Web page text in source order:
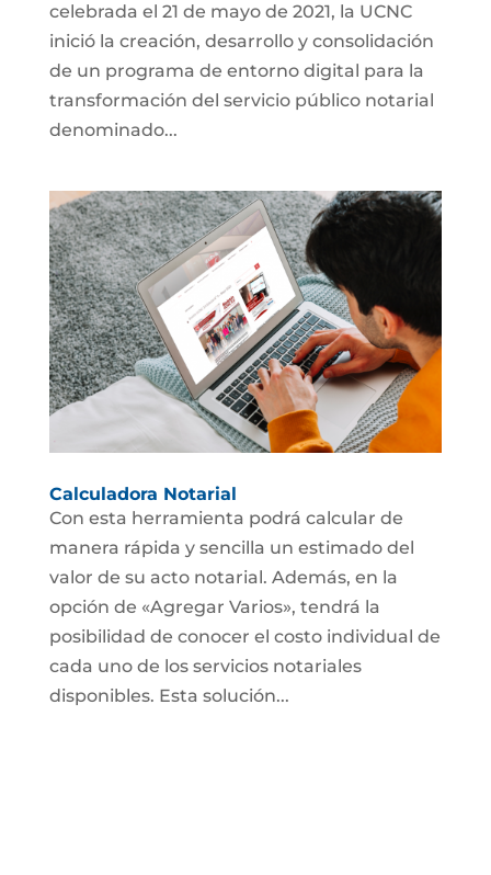
celebrada el 21 de mayo de 2021, la UCNC
inició la creación, desarrollo y consolidación
de un programa de entorno digital para la
transformación del servicio público notarial
denominado...
Calculadora Notarial
Con esta herramienta podrá calcular de
manera rápida y sencilla un estimado del
valor de su acto notarial. Además, en la
opción de «Agregar Varios», tendrá la
posibilidad de conocer el costo individual de
cada uno de los servicios notariales
disponibles. Esta solución...